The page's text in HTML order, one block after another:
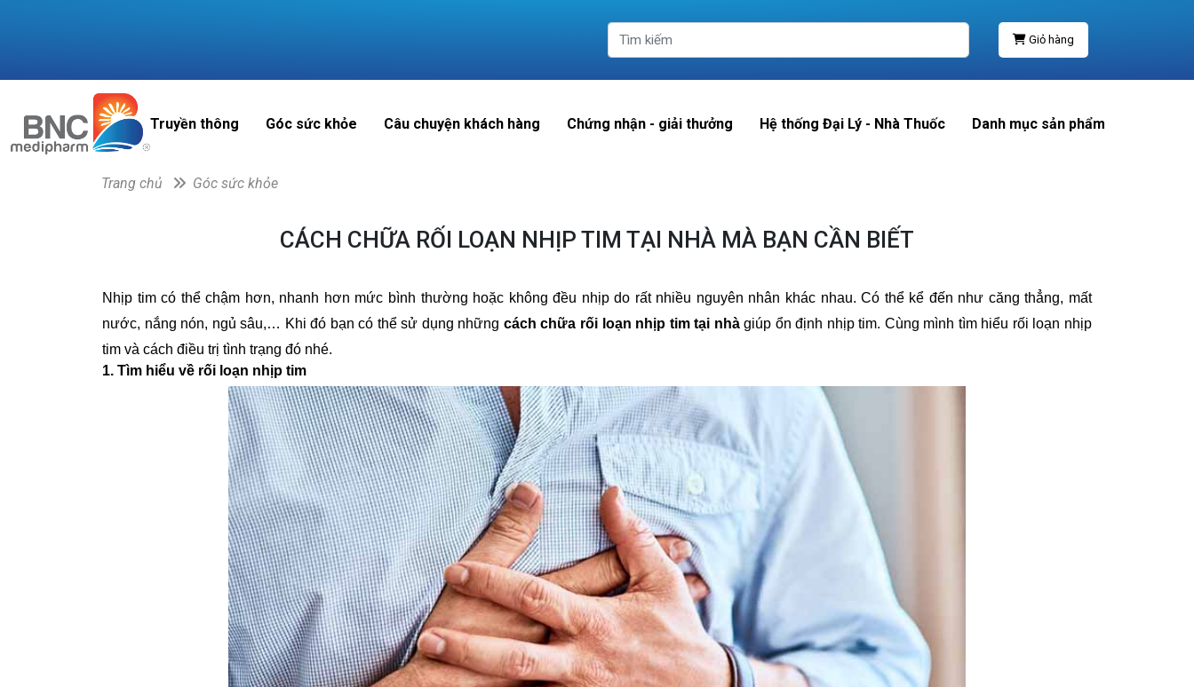
Giỏ hàng
Truyền thông Góc sức khỏe Câu chuyện khách hàng Chứng nhận - giải thưởng Hệ thống Đại Lý - Nhà Thuốc Danh mục sản phẩm
Trang chủ Góc sức khỏe
CÁCH CHỮA RỐI LOẠN NHỊP TIM TẠI NHÀ MÀ BẠN CẦN BIẾT
Nhịp tim có thể chậm hơn, nhanh hơn mức bình thường hoặc không đều nhịp do rất nhiều nguyên nhân khác nhau. Có thể kể đến như căng thẳng, mất
nước, nắng nón, ngủ sâu,… Khi đó bạn có thể sử dụng những cách chữa rối loạn nhịp tim tại nhàgiúp ổn định nhịp tim. Cùng mình tìm hiểu rối loạn nhịp
tim và cách điều trị tình trạng đó nhé.
1. Tìm hiểu về rối loạn nhịp tim